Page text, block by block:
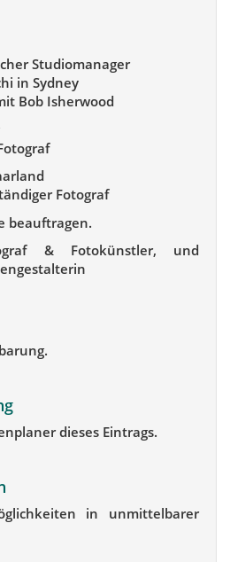
Studiomanager
in Sydney
Bob Isherwood
Fotograf
beauftragen.
& Fotokünstler, und
dieses Eintrags.
in unmittelbarer